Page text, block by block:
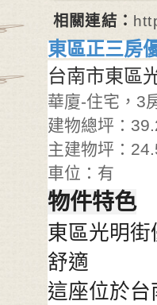
相關連結：
東區正三房
台南市東區
華廈-住宅，3
建物總坪：
主建物坪：
車位：有
物件特色
東區光明
舒適
這座位於